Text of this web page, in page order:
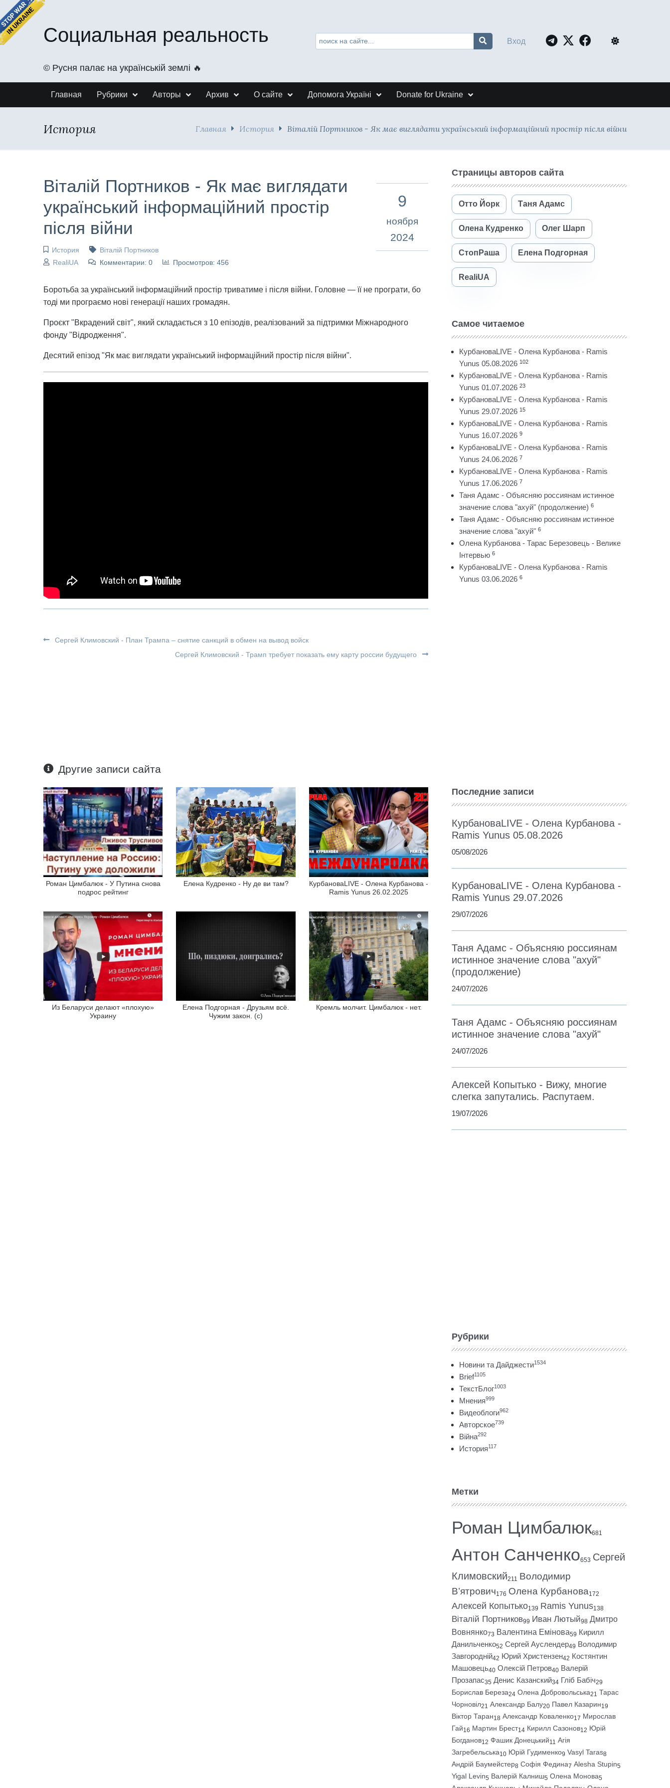
Социальная реальность
©️ Русня палає на українській землі 🔥
Вход
Главная Рубрики Авторы Архив О сайте Допомога Україні Donate for Ukraine
История Главная История Віталій Портников - Як має виглядати український інформаційний простір після війни
Віталій Портников - Як має виглядати
український інформаційний простір
після війни
История
Віталій Портников
RealiUA
Комментарии: 0 Просмотров: 456
9
ноября
2024
Боротьба за український інформаційний простір триватиме і після війни. Головне — її не програти, бо
тоді ми програємо нові генерації наших громадян.
Проєкт "Вкрадений світ", який складається з 10 епізодів, реалізований за підтримки Міжнародного
фонду "Відродження".
Десятий епізод "Як має виглядати український інформаційний простір після війни".
Сергей Климовский - План Трампа – снятие санкций в обмен на вывод войск
Сергей Климовский - Трамп требует показать ему карту россии будущего
Другие записи сайта
Роман Цимбалюк - У Путина снова
подрос рейтинг
Елена Кудренко - Ну де ви там?
КурбановаLIVE - Олена Курбанова -
Ramis Yunus 26.02.2025
Из Беларуси делают «плохую»
Украину
Елена Подгорная - Друзьям всё.
Чужим закон. (с)
Кремль молчит. Цимбалюк - нет.
Страницы авторов сайта
Отто Йорк Таня Адамс
Олена Кудренко Олег Шарп
СтопРаша Елена Подгорная
RealiUA
Самое читаемое
КурбановаLIVE - Олена Курбанова - Ramis
Yunus 05.08.2026 102
КурбановаLIVE - Олена Курбанова - Ramis
Yunus 01.07.2026 23
КурбановаLIVE - Олена Курбанова - Ramis
Yunus 29.07.2026 15
КурбановаLIVE - Олена Курбанова - Ramis
Yunus 16.07.2026 9
КурбановаLIVE - Олена Курбанова - Ramis
Yunus 24.06.2026 7
КурбановаLIVE - Олена Курбанова - Ramis
Yunus 17.06.2026 7
Таня Адамс - Объясняю россиянам истинное
значение слова "ахуй" (продолжение) 6
Таня Адамс - Объясняю россиянам истинное
значение слова "ахуй" 6
Олена Курбанова - Тарас Березовець - Велике
Інтервью 6
КурбановаLIVE - Олена Курбанова - Ramis
Yunus 03.06.2026 6
Последние записи
КурбановаLIVE - Олена Курбанова -
Ramis Yunus 05.08.2026
05/08/2026
КурбановаLIVE - Олена Курбанова -
Ramis Yunus 29.07.2026
29/07/2026
Таня Адамс - Объясняю россиянам
истинное значение слова "ахуй"
(продолжение)
24/07/2026
Таня Адамс - Объясняю россиянам
истинное значение слова "ахуй"
24/07/2026
Алексей Копытько - Вижу, многие
слегка запутались. Распутаем.
19/07/2026
Рубрики
Новини та Дайджести1534
Brief1105
ТекстБлог1003
Мнения999
Видеоблоги962
Авторское739
Війна292
История117
Метки
Роман Цимбалюк681
Антон Санченко653 Сергей
Климовский211 Володимир
В’ятрович176 Олена Курбанова172
Алексей Копытько139 Ramis Yunus138
Віталій Портников99 Иван Лютый98 Дмитро
Вовнянко73 Валентина Емінова59 Кирилл
Данильченко52 Сергей Ауслендер49 Володимир
Завгородній42 Юрий Христензен42 Костянтин
Машовець40 Олексій Петров40 Валерій
Прозапас35 Денис Казанский34 Гліб Бабіч29
Борислав Береза24 Олена Добровольська21 Тарас
Чорновіл21 Александр Балу20 Павел Казарин19
Віктор Таран18 Александр Коваленко17 Мирослав
Гай16 Мартин Брест14 Кирилл Сазонов12 Юрій
Богданов12 Фашик Донецький11 Агія
Загребельська10 Юрій Гудименко9 Vasyl Taras8
Андрій Баумейстер8 Софія Федина7 Alesha Stupin5
Yigal Levin5 Валерій Калниш5 Олена Монова5